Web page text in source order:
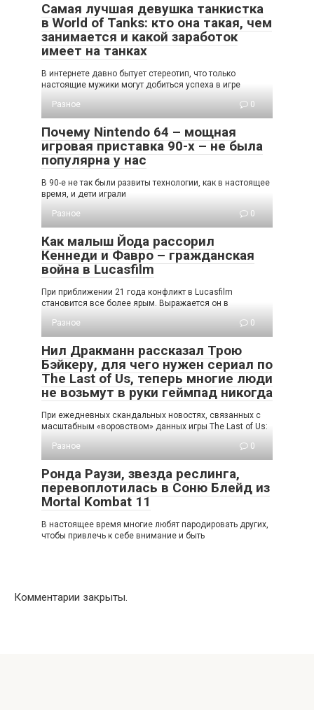
Самая лучшая девушка танкистка
в World of Tanks: кто она такая, чем
занимается и какой заработок
имеет на танках
В интернете давно бытует стереотип, что только
настоящие мужики могут добиться успеха в игре
Разное
0
Почему Nintendo 64 – мощная
игровая приставка 90-х – не была
популярна у нас
В 90-е не так были развиты технологии, как в настоящее
время, и дети играли
Разное
0
Как малыш Йода рассорил
Кеннеди и Фавро – гражданская
война в Lucasfilm
При приближении 21 года конфликт в Lucasfilm
становится все более ярым. Выражается он в
Разное
0
Нил Дракманн рассказал Трою
Бэйкеру, для чего нужен сериал по
The Last of Us, теперь многие люди
не возьмут в руки геймпад никогда
При ежедневных скандальных новостях, связанных с
масштабным «воровством» данных игры The Last of Us:
Разное
0
Ронда Раузи, звезда реслинга,
перевоплотилась в Соню Блейд из
Mortal Kombat 11
В настоящее время многие любят пародировать других,
чтобы привлечь к себе внимание и быть
Комментарии закрыты.